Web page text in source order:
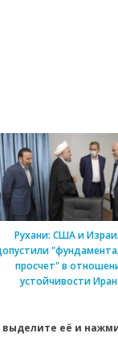
Рухани: США и
просчет" в
устойчивости
её и